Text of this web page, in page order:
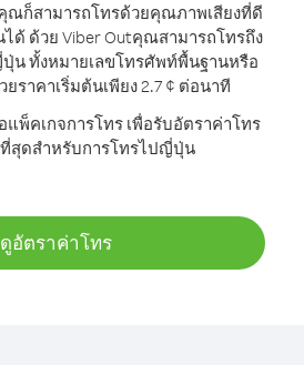
ก็สามารถโทรด้วยคุณภาพเสียงที่ดี
ด้ ด้วย Viber Outคุณสามารถโทรถึง
น ทั้งหมายเลขโทรศัพท์พื้นฐานหรือ
ราคาเริ่มต้นเพียง 2.7 ¢ ต่อนาที
พ็คเกจการโทร เพื่อรับอัตราค่าโทร
สุดสำหรับการโทรไปญี่ปุ่น
ดูอัตราค่าโทร